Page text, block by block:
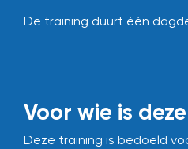
De training duurt één
Voor wie is
Deze training is bedoeld